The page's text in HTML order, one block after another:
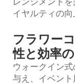
イヤルティの向
フラワー
性と効率
ウォークイン
与え、イベン